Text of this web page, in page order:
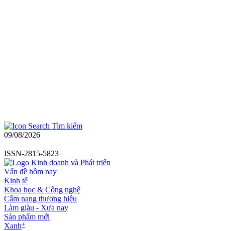
Tìm kiếm
09/08/2026
ISSN-2815-5823
Vấn đề hôm nay
Kinh tế
Khoa học & Công nghệ
Cẩm nang thương hiệu
Làm giàu - Xưa nay
Sản phẩm mới
Xanh+